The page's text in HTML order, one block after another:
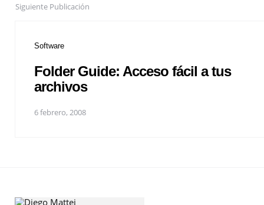
Siguiente Publicación
Software
Folder Guide: Acceso fácil a tus
archivos
6 febrero, 2008